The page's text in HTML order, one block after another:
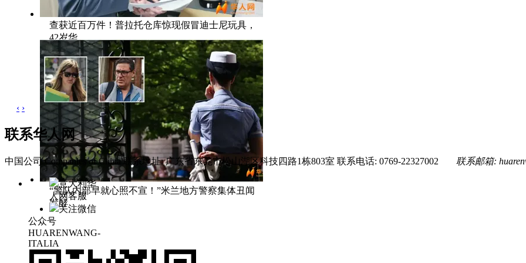
查获近百万件！普拉托仓库惊现假冒迪士尼玩具，
42岁华
“警队内部早就心照不宣！”米兰地方警察集体丑闻
发酵
‹ ›
联系华人网
中国公司 Companies of China 联系地址: 广东省东莞市松山湖区科技四路1栋803室 联系电话: 0769-22327002 联系邮箱:
意大利华
人网客服
关注微信
公众号
HUARENWANG-
ITALIA